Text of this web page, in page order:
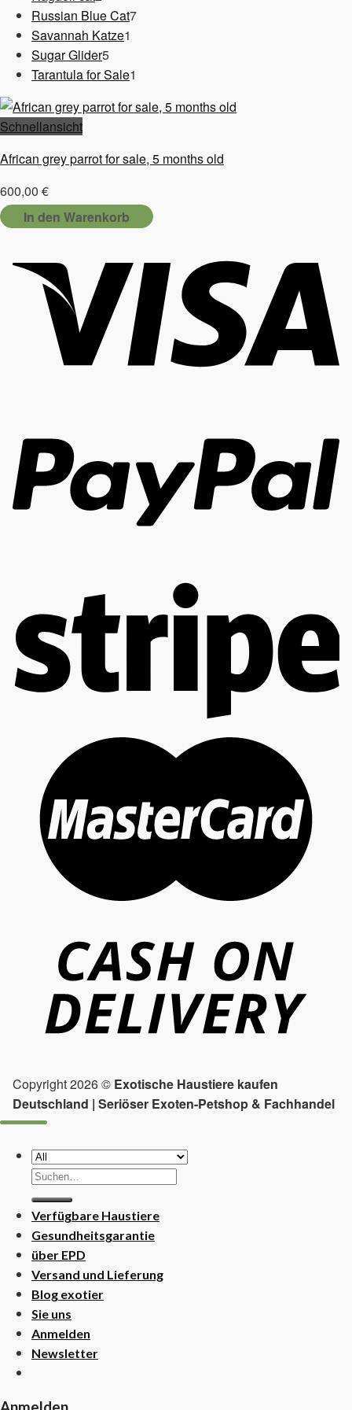
Produkte
Russian Blue Cat77
Savannah Katze1
Sugar Glider55
Produkte
Tarantula for Sale1
Schnellansicht
African grey parrot for sale, 5 months old
600,00 €
In den Warenkorb
Copyright 2026 © Exotische Haustiere kaufen
Deutschland | Seriöser Exoten-Petshop & Fachhandel
Suchen
nach:
Verfügbare Haustiere
Gesundheitsgarantie
über EPD
Versand und Lieferung
Blog exotier
Sie uns
Anmelden
Newsletter